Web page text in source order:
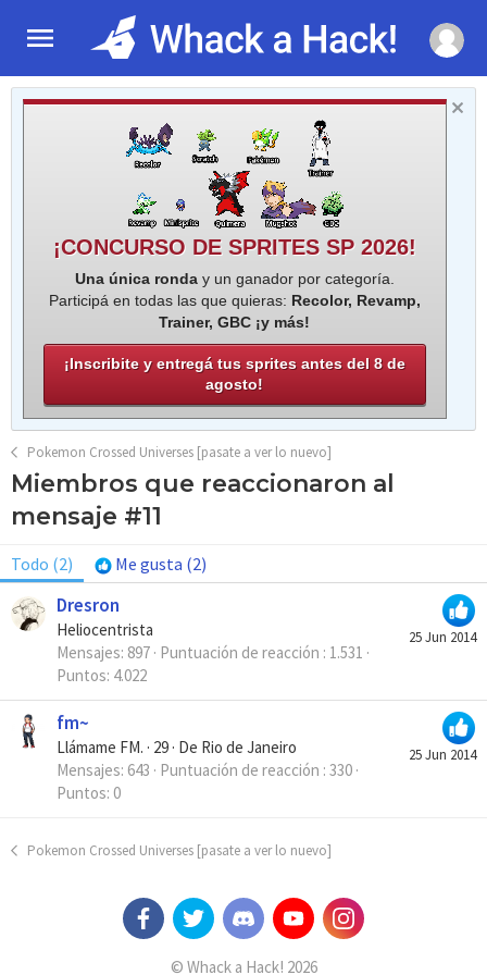
¡CONCURSO DE SPRITES SP 2026!
Una única ronday un ganador por categoría.
Participá en todas las que quieras: Recolor, Revamp,
Trainer, GBC ¡y más!
¡Inscribite y entregá tus sprites antes del 8 de
agosto!
Pokemon Crossed Universes [pasate a ver lo nuevo]
Miembros que reaccionaron al
mensaje #11
Todo (2) Me gusta (2)
25 Jun 2014
Dresron
Heliocentrista
Mensajes 897 Puntuación de reacción 1.531
Puntos 4.022
25 Jun 2014
fm~
Llámame FM. · 29 · De Rio de Janeiro
Mensajes 643 Puntuación de reacción 330
Puntos 0
Pokemon Crossed Universes [pasate a ver lo nuevo]
© Whack a Hack! 2026